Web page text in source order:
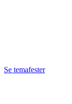
Se temafester